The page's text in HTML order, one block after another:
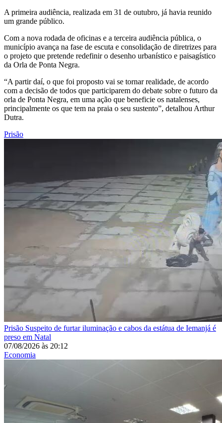
A primeira audiência, realizada em 31 de outubro, já havia reunido
um grande público.
Com a nova rodada de oficinas e a terceira audiência pública, o
município avança na fase de escuta e consolidação de diretrizes para
o projeto que pretende redefinir o desenho urbanístico e paisagístico
da Orla de Ponta Negra.
“A partir daí, o que foi proposto vai se tornar realidade, de acordo
com a decisão de todos que participarem do debate sobre o futuro da
orla de Ponta Negra, em uma ação que beneficie os natalenses,
principalmente os que tem na praia o seu sustento”, detalhou Arthur
Dutra.
Prisão
Prisão Suspeito de furtar iluminação e cabos da estátua de Iemanjá é
preso em Natal
07/08/2026 às 20:12
Economia